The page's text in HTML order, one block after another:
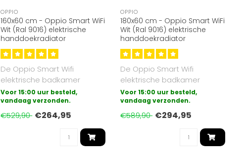
OPPIO
160x60 cm - Oppio Smart WiFi
Wit (Ral 9016) elektrische
handdoekradiator
De Oppio Smart Wifi
elektrische badkamer
radiator met draadloze
bediening (wifi ..
Voor 15:00 uur besteld,
vandaag verzonden.
€529,90 €264,95
OPPIO
180x60 cm - Oppio Smart WiFi
Wit (Ral 9016) elektrische
handdoekradiator
De Oppio Smart Wifi
elektrische badkamer
radiator met draadloze
bediening (wifi ..
Voor 15:00 uur besteld,
vandaag verzonden.
€589,90 €294,95